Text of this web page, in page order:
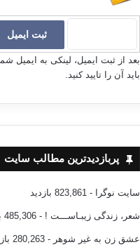
بعد از ثبت ایمیل، لینکی به ایمیل
باید آن را تایید کنید.
پربازدیدترین مطالب سایت
سایت نوگرا - 823,861 بازدید
شعر، زندگی زیبـاســـت ! - 485,306 بازدید
عشق زن به غیر شوهر - 280,263 بازدید